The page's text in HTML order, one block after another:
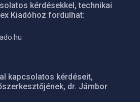
kérdésekkel, technikai
Kiadóhoz fordulhat:
kapcsolatos kérdéseit,
dr. Jámbor